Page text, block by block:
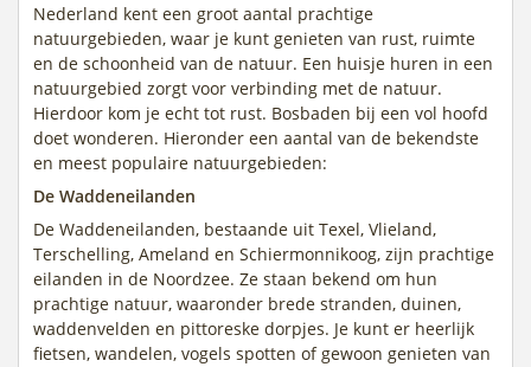
Nederland kent een groot aantal prachtige
natuurgebieden, waar je kunt genieten van rust, ruimte
en de schoonheid van de natuur. Een huisje huren in een
natuurgebied zorgt voor verbinding met de natuur.
Hierdoor kom je echt tot rust. Bosbaden bij een vol hoofd
doet wonderen. Hieronder een aantal van de bekendste
en meest populaire natuurgebieden:
De Waddeneilanden
De Waddeneilanden, bestaande uit Texel, Vlieland,
Terschelling, Ameland en Schiermonnikoog, zijn prachtige
eilanden in de Noordzee. Ze staan bekend om hun
prachtige natuur, waaronder brede stranden, duinen,
waddenvelden en pittoreske dorpjes. Je kunt er heerlijk
fietsen, wandelen, vogels spotten of gewoon genieten van